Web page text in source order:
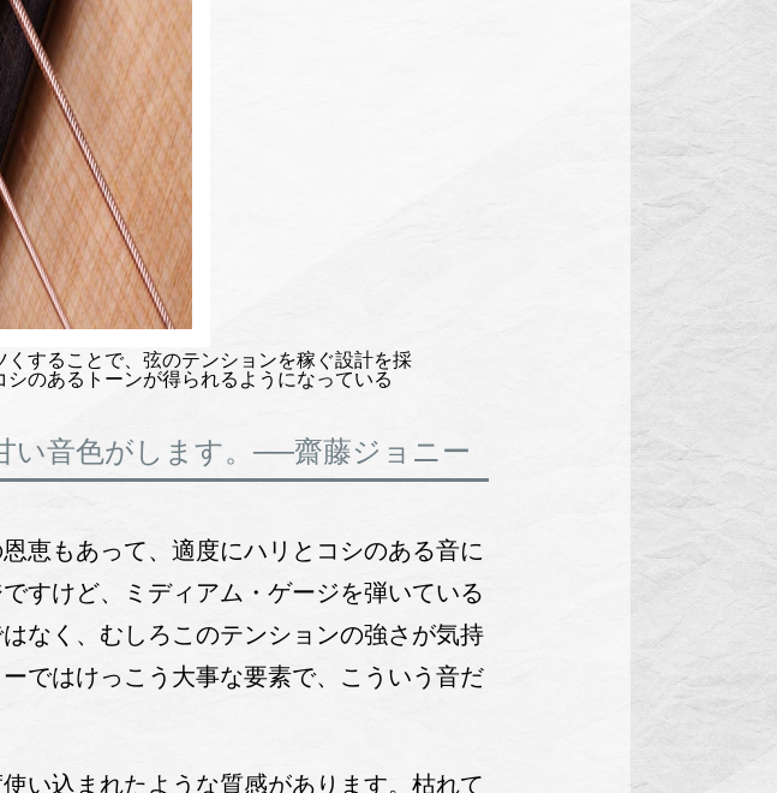
することで、弦のテンションを稼ぐ設計を採
のあるトーンが得られるようになっている
い音色がします。──齋藤ジョニー
恵もあって、適度にハリとコシのある音に
すけど、ミディアム・ゲージを弾いている
なく、むしろこのテンションの強さが気持
ではけっこう大事な要素で、こういう音だ
い込まれたような質感があります。枯れて